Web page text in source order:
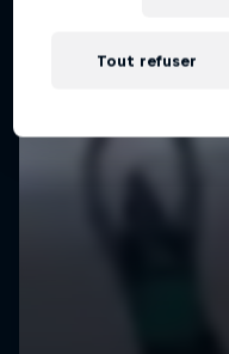
Tout refuser